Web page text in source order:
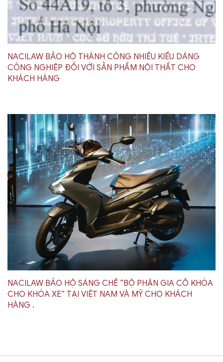
NACILAW BẢO HỘ THÀNH CÔNG NHIỀU KIỂU DÁNG
CÔNG NGHIỆP ĐỐI VỚI SẢN PHẨM NỘI THẤT CHO
KHÁCH HÀNG
NACILAW BẢO HỘ SÁNG CHẾ “BỘ PHẬN GIA CỐ KHÓA
CHO KHÓA XE” TẠI VIỆT NAM VÀ MỸ CHO KHÁCH
HÀNG .